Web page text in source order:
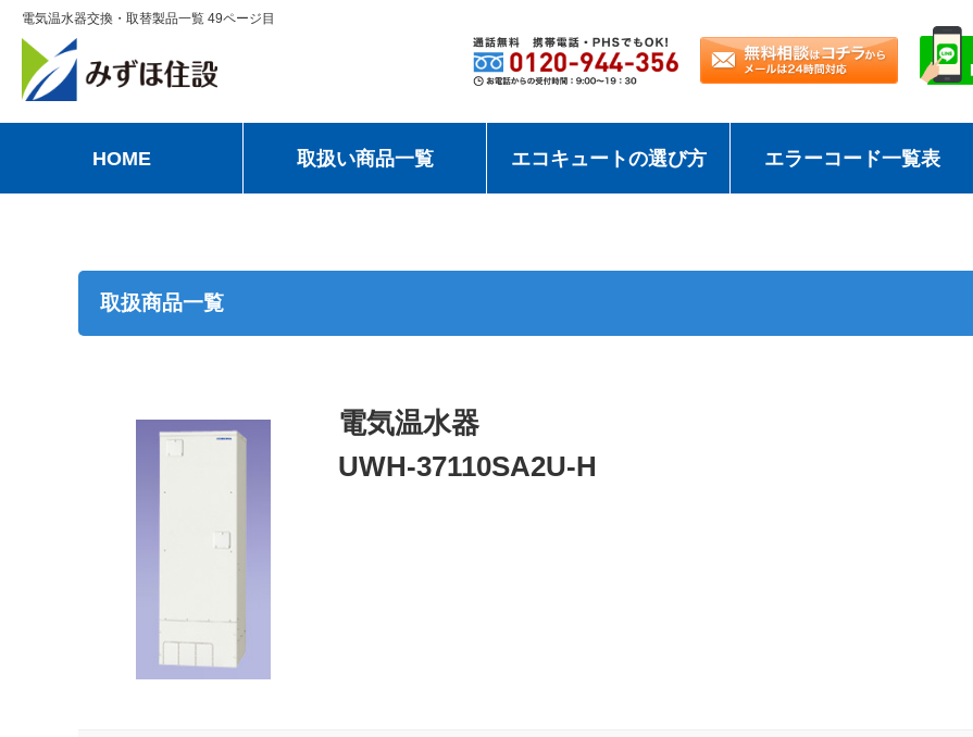
電気温水器交換・取替製品一覧 49ページ目
HOME 取扱い商品一覧 エコキュートの選び方 エラーコード一覧表
取扱商品一覧
電気温水器
UWH-37110SA2U-H